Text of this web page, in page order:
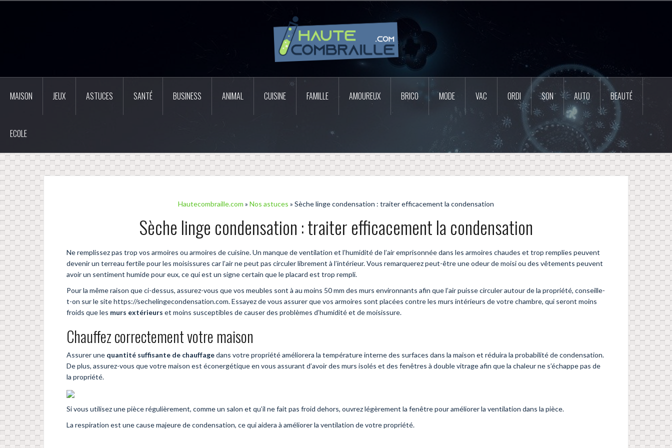
MAISON JEUX ASTUCES SANTÉ BUSINESS ANIMAL CUISINE FAMILLE AMOUREUX BRICO MODE VAC ORDI SON AUTO BEAUTÉ
ECOLE
Hautecombraille.com » Nos astuces » Sèche linge condensation : traiter efficacement la condensation
Sèche linge condensation : traiter efficacement la condensation
Ne remplissez pas trop vos armoires ou armoires de cuisine. Un manque de ventilation et l’humidité de l’air emprisonnée dans les armoires chaudes et trop remplies peuvent
devenir un terreau fertile pour les moisissures car l’air ne peut pas circuler librement à l’intérieur. Vous remarquerez peut-être une odeur de moisi ou des vêtements peuvent
avoir un sentiment humide pour eux, ce qui est un signe certain que le placard est trop rempli.
Pour la même raison que ci-dessus, assurez-vous que vos meubles sont à au moins 50 mm des murs environnants afin que l’air puisse circuler autour de la propriété, conseille-
t-on sur le site https://sechelingecondensation.com. Essayez de vous assurer que vos armoires sont placées contre les murs intérieurs de votre chambre, qui seront moins
froids que les murs extérieurs et moins susceptibles de causer des problèmes d’humidité et de moisissure.
Chauffez correctement votre maison
Assurer une quantité suffisante de chauffagedans votre propriété améliorera la température interne des surfaces dans la maison et réduira la probabilité de condensation.
De plus, assurez-vous que votre maison est éconergétique en vous assurant d’avoir des murs isolés et des fenêtres à double vitrage afin que la chaleur ne s’échappe pas de
la propriété.
Si vous utilisez une pièce régulièrement, comme un salon et qu’il ne fait pas froid dehors, ouvrez légèrement la fenêtre pour améliorer la ventilation dans la pièce.
La respiration est une cause majeure de condensation, ce qui aidera à améliorer la ventilation de votre propriété.